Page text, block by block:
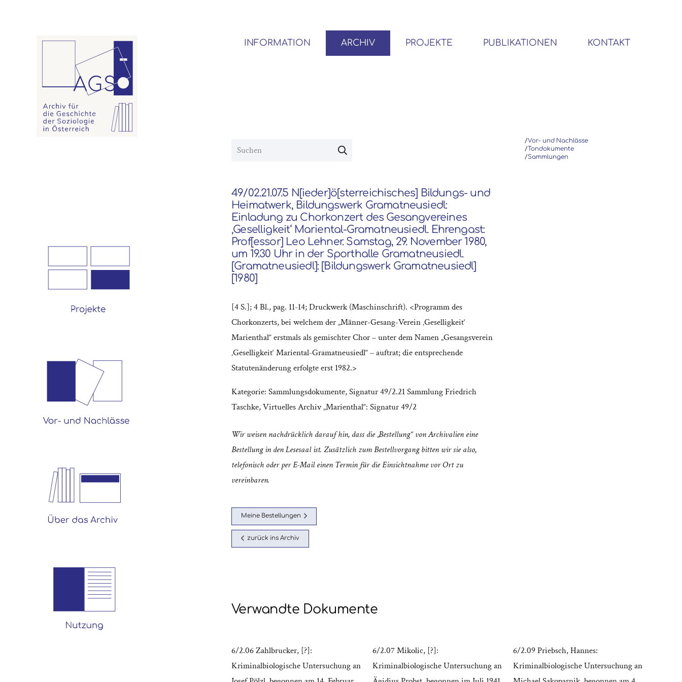
INFORMATION ARCHIV PROJEKTE PUBLIKATIONEN KONTAKT
/Vor- und Nachlässe
/Tondokumente
/Sammlungen
49/02.21.07.5 N[ieder]ö[sterreichisches] Bildungs- und
Heimatwerk, Bildungswerk Gramatneusiedl:
Einladung zu Chorkonzert des Gesangvereines
‚Geselligkeit‘ Mariental-Gramatneusiedl. Ehrengast:
Prof[essor] Leo Lehner. Samstag, 29. November 1980,
um 19.30 Uhr in der Sporthalle Gramatneusiedl.
[Gramatneusiedl]: [Bildungswerk Gramatneusiedl]
[1980]
[4 S.]; 4 Bl., pag. 11-14; Druckwerk (Maschinschrift). <Programm des
Chorkonzerts, bei welchem der „Männer-Gesang-Verein ‚Geselligkeit‘
Marienthal“ erstmals als gemischter Chor – unter dem Namen „Gesangsverein
‚Geselligkeit‘ Mariental-Gramatneusiedl“ – auftrat; die entsprechende
Statutenänderung erfolgte erst 1982.>
Kategorie: Sammlungsdokumente,Signatur 49/2.21 Sammlung Friedrich
Taschke,Virtuelles Archiv „Marienthal“: Signatur 49/2
Wir weisen nachdrücklich darauf hin, dass die „Bestellung“ von Archivalien eine
Bestellung in den Lesesaal ist. Zusätzlich zum Bestellvorgang bitten wir sie also,
telefonisch oder per E-Mail einen Termin für die Einsichtnahme vor Ort zu
vereinbaren.
Meine Bestellungen
zurück ins Archiv
Verwandte Dokumente
6/2.06 Zahlbrucker, [?]:
Kriminalbiologische Untersuchung an
6/2.07 Mikolic, [?]:
Kriminalbiologische Untersuchung an
6/2.09 Priebsch, Hannes:
Kriminalbiologische Untersuchung an